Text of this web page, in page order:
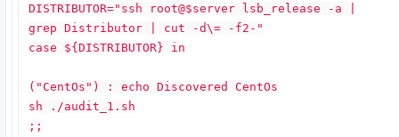
DISTRIBUTOR="ssh root@$server lsb_release -a |
grep Distributor | cut -d\= -f2-"
case ${DISTRIBUTOR} in
("CentOs") : echo Discovered CentOs
sh ./audit_1.sh
;;